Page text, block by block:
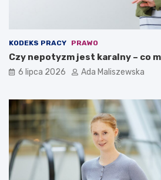
KODEKS PRACY PRAWO
Czy nepotyzm jest karalny – co
6 lipca 2026 Ada Maliszewska